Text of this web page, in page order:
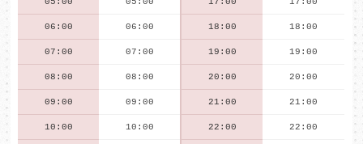
06:00 06:00 18:00 18:00
07:00 07:00 19:00 19:00
08:00 08:00 20:00 20:00
09:00 09:00 21:00 21:00
10:00 10:00 22:00 22:00